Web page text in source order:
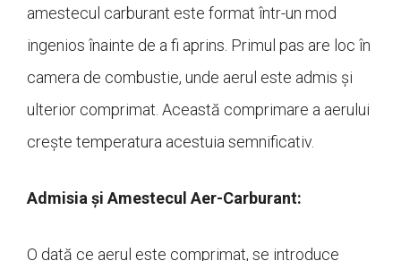
amestecul carburant este format într-un mod
ingenios înainte de a fi aprins. Primul pas are loc în
camera de combustie, unde aerul este admis și
ulterior comprimat. Această comprimare a aerului
crește temperatura acestuia semnificativ.
Admisia și Amestecul Aer-Carburant:
O dată ce aerul este comprimat, se introduce